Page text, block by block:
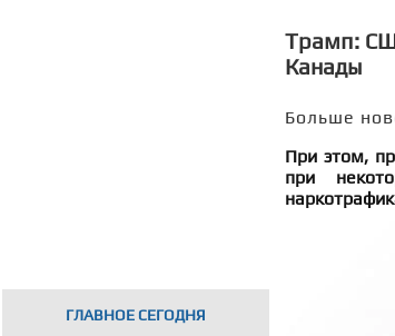
ГЛАВНОЕ СЕГОДНЯ
Трамп:
Канады
Больше
При этом,
при